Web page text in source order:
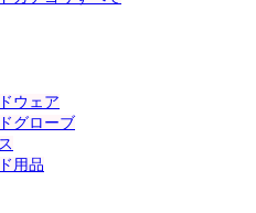
ウェア
グローブ
用品